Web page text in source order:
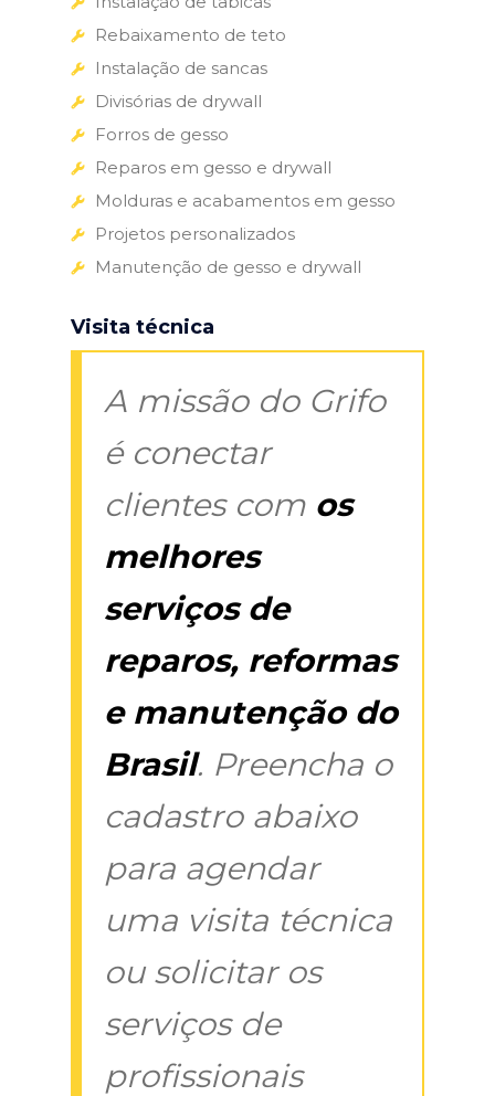
Rebaixamento de teto
Instalação de sancas
Divisórias de drywall
Forros de gesso
Reparos em gesso e drywall
Molduras e acabamentos em gesso
Projetos personalizados
Manutenção de gesso e drywall
Visita técnica
A missão do Grifo
é conectar
clientes com os
melhores
serviços de
reparos, reformas
e manutenção do
Brasil. Preencha o
cadastro abaixo
para agendar
uma visita técnica
ou solicitar os
serviços de
profissionais